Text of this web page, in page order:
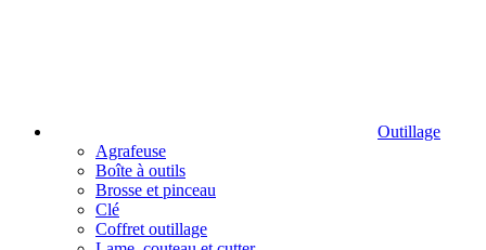
Outillage
Agrafeuse
Boîte à outils
Brosse et pinceau
Clé
Coffret outillage